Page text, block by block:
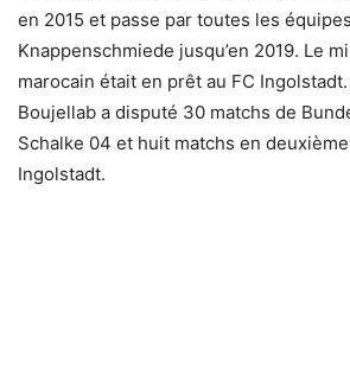
en 2015 et passe par toutes les
Knappenschmiede jusqu’en 2019. Le
marocain était en prêt au FC
Boujellab a disputé 30 matchs de
Schalke 04 et huit matchs en
Ingolstadt.